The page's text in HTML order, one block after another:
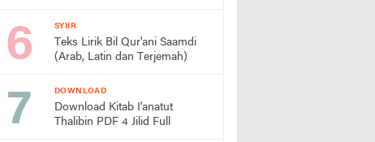
SYIIR
Teks Lirik Bil Qur'ani Saamdi
(Arab, Latin dan Terjemah)
DOWNLOAD
Download Kitab I'anatut
Thalibin PDF 4 Jilid Full